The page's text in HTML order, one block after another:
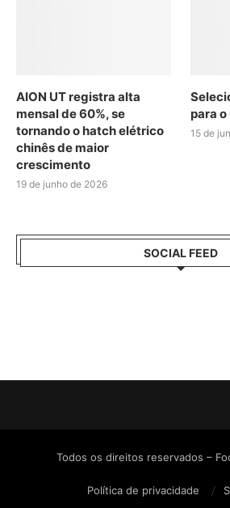
AION UT registra alta
mensal de 60%, se
tornando o hatch elétrico
chinês de maior
crescimento
19 de junho de 2026
para
15 de
SOCIAL FEED
Todos os direitos reservados –
Política de privacidade